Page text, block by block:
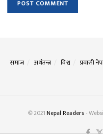
समाज अर्थतन्त्र विश्व प्रवासी
© 2021 Nepal Readers -